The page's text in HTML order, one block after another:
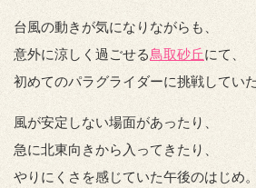
台風の動きが気になりながらも、
意外に涼しく過ごせる鳥取砂丘にて、
初めてのパラグライダーに挑戦してい
風が安定しない場面があったり、
急に北東向きから入ってきたり、
やりにくさを感じていた午後のはじめ。